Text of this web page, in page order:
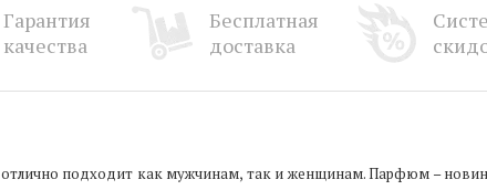
Гарантия
качества
Бесплатная
доставка
отлично подходит как мужчинам, так и женщинам. Парфюм –